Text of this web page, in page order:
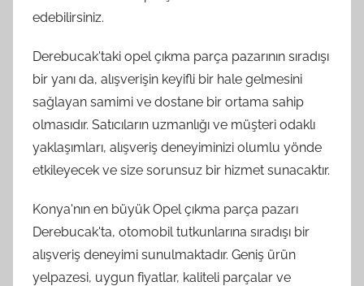
edebilirsiniz.
Derebucak'taki opel çıkma parça pazarının sıradışı
bir yanı da, alışverişin keyifli bir hale gelmesini
sağlayan samimi ve dostane bir ortama sahip
olmasıdır. Satıcıların uzmanlığı ve müşteri odaklı
yaklaşımları, alışveriş deneyiminizi olumlu yönde
etkileyecek ve size sorunsuz bir hizmet sunacaktır.
Konya'nın en büyük Opel çıkma parça pazarı
Derebucak'ta, otomobil tutkunlarına sıradışı bir
alışveriş deneyimi sunulmaktadır. Geniş ürün
yelpazesi, uygun fiyatlar, kaliteli parçalar ve